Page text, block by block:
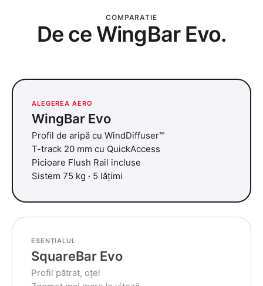
COMPARATIE
De ce WingBar Evo.
ALEGEREA AERO
WingBar Evo
Profil de aripă cu WindDiffuser™
T-track 20 mm cu QuickAccess
Picioare Flush Rail incluse
Sistem 75 kg · 5 lățimi
ESENȚIALUL
SquareBar Evo
Profil pătrat, oțel